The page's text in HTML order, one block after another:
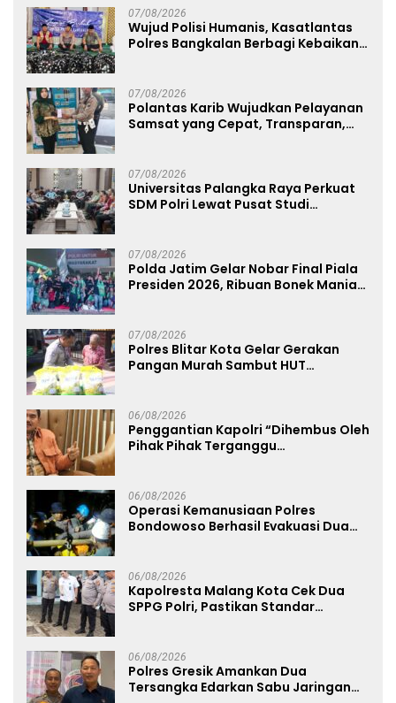
07/08/2026
Wujud Polisi Humanis, Kasatlantas
Polres Bangkalan Berbagi Kebaikan
07/08/2026
Polantas Karib Wujudkan Pelayanan
Samsat yang Cepat, Transparan,
07/08/2026
Universitas Palangka Raya Perkuat
SDM Polri Lewat Pusat Studi
07/08/2026
Polda Jatim Gelar Nobar Final Piala
Presiden 2026, Ribuan Bonek Mania
07/08/2026
Polres Blitar Kota Gelar Gerakan
Pangan Murah Sambut HUT
06/08/2026
Penggantian Kapolri “Dihembus Oleh
Pihak Pihak Terganggu
06/08/2026
Operasi Kemanusiaan Polres
Bondowoso Berhasil Evakuasi Dua
06/08/2026
Kapolresta Malang Kota Cek Dua
SPPG Polri, Pastikan Standar
06/08/2026
Polres Gresik Amankan Dua
Tersangka Edarkan Sabu Jaringan